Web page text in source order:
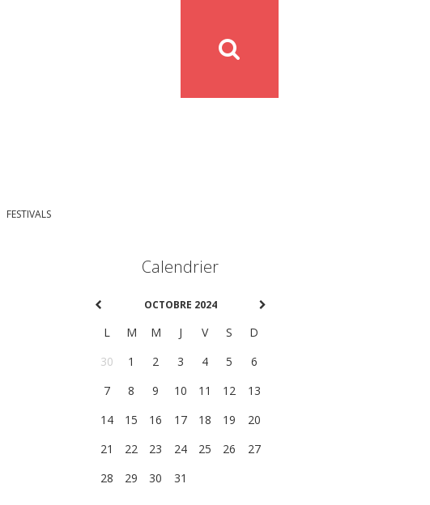
FESTIVALS
Calendrier
OCTOBRE 2024
L M M J V S
D
30
1 2 3 4 5
6
7
8 9 10 11 12
13
14
15 16 17 18 19
20
21
22 23 24 25 26
27
28
29 30 31